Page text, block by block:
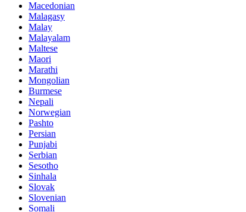
Macedonian
Malagasy
Malay
Malayalam
Maltese
Maori
Marathi
Mongolian
Burmese
Nepali
Norwegian
Pashto
Persian
Punjabi
Serbian
Sesotho
Sinhala
Slovak
Slovenian
Somali